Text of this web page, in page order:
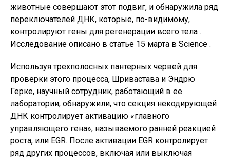
животные совершают этот подвиг, и обнаружила ряд
переключателей ДНК, которые, по-видимому,
контролируют гены для регенерации всего тела .
Исследование описано в статье 15 марта в Science .
Используя трехполосных пантерных червей для
проверки этого процесса, Шривастава и Эндрю
Герке, научный сотрудник, работающий в ее
лаборатории, обнаружили, что секция некодирующей
ДНК контролирует активацию «главного
управляющего гена», называемого ранней реакцией
роста, или EGR. После активации EGR контролирует
ряд других процессов, включая или выключая